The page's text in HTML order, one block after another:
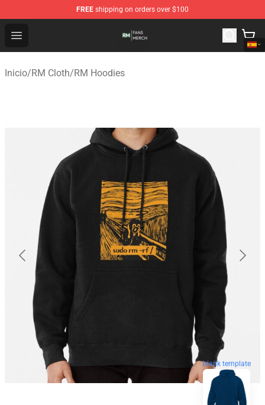
FREE shipping on orders over $100
Open menu
RM Shop - Official RM Merchandise Store
Inicio/RM Cloth/RM Hoodies
blank template